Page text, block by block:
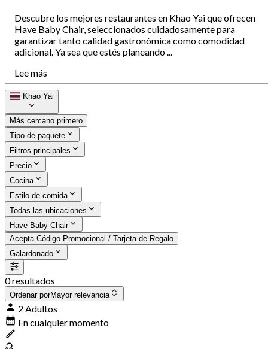
Descubre los mejores restaurantes en Khao Yai que ofrecen
Have Baby Chair, seleccionados cuidadosamente para
garantizar tanto calidad gastronómica como comodidad
adicional. Ya sea que estés planeando ...
Lee más
Khao Yai
Más cercano primero
Tipo de paquete
Filtros principales
Precio
Cocina
Estilo de comida
Todas las ubicaciones
Have Baby Chair
Acepta Código Promocional / Tarjeta de Regalo
Galardonado
0 resultados
Ordenar porMayor relevancia
2 Adultos
En cualquier momento